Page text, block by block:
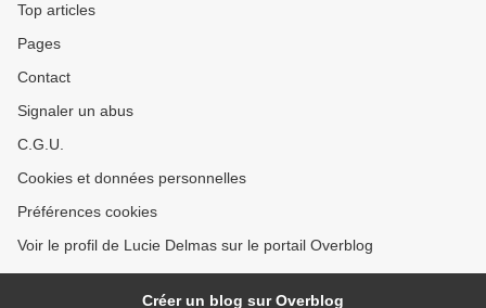
Top articles
Pages
Contact
Signaler un abus
C.G.U.
Cookies et données personnelles
Préférences cookies
Voir le profil de Lucie Delmas sur le portail Overblog
Créer un blog sur Overblog